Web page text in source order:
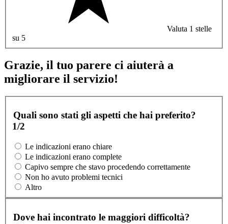
Valuta 1 stelle
su 5
Grazie, il tuo parere ci aiuterà a
migliorare il servizio!
Quali sono stati gli aspetti che hai preferito?
1/2
Le indicazioni erano chiare
Le indicazioni erano complete
Capivo sempre che stavo procedendo correttamente
Non ho avuto problemi tecnici
Altro
Dove hai incontrato le maggiori difficoltà?